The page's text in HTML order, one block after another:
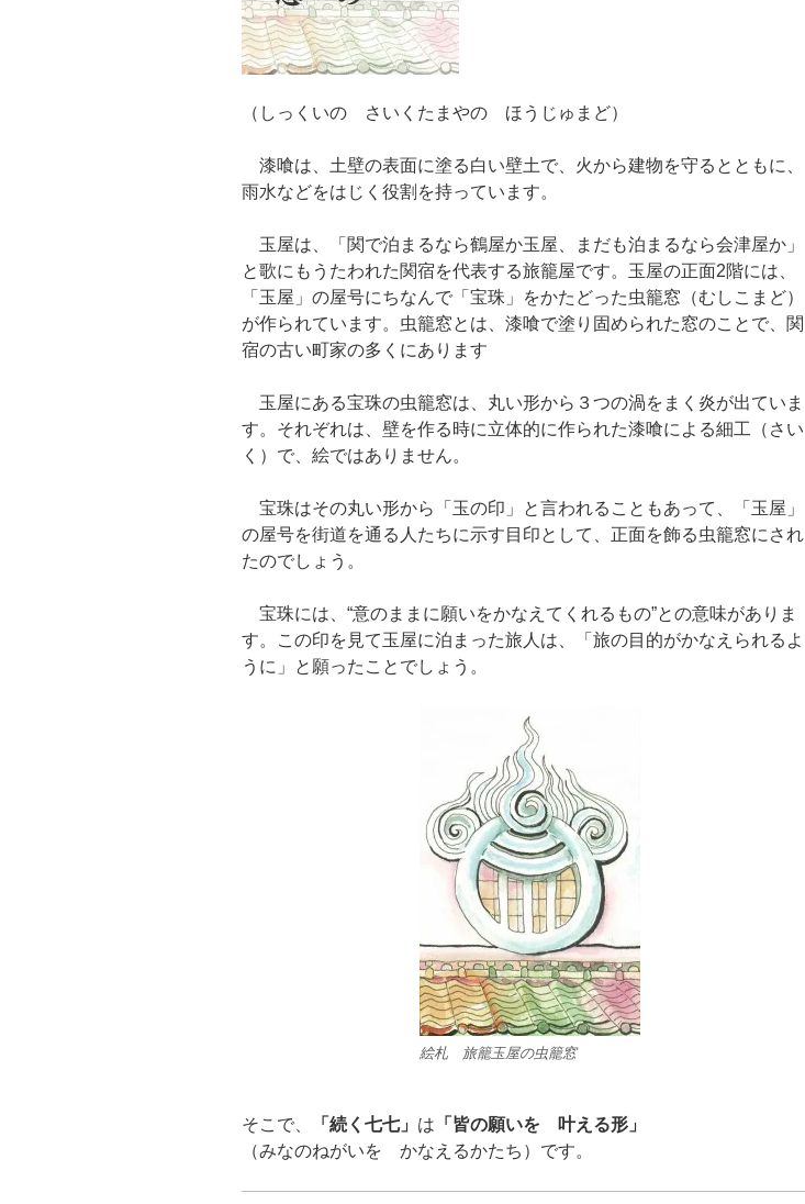
（しっくいの さいくたまやの ほうじゅまど）
漆喰は、土壁の表面に塗る白い壁土で、火から建物を守るとともに、
雨水などをはじく役割を持っています。
玉屋は、「関で泊まるなら鶴屋か玉屋、まだも泊まるなら会津屋か」
と歌にもうたわれた関宿を代表する旅籠屋です。玉屋の正面2階には、
「玉屋」の屋号にちなんで「宝珠」をかたどった虫籠窓（むしこまど）
が作られています。虫籠窓とは、漆喰で塗り固められた窓のことで、関
宿の古い町家の多くにあります
玉屋にある宝珠の虫籠窓は、丸い形から３つの渦をまく炎が出ていま
す。それぞれは、壁を作る時に立体的に作られた漆喰による細工（さい
く）で、絵ではありません。
宝珠はその丸い形から「玉の印」と言われることもあって、「玉屋」
の屋号を街道を通る人たちに示す目印として、正面を飾る虫籠窓にされ
たのでしょう。
宝珠には、“意のままに願いをかなえてくれるもの”との意味がありま
す。この印を見て玉屋に泊まった旅人は、「旅の目的がかなえられるよ
うに」と願ったことでしょう。
絵札 旅籠玉屋の虫籠窓
そこで、 「続く七七」 は 「皆の願いを 叶える形」
（みなのねがいを かなえるかたち）です。